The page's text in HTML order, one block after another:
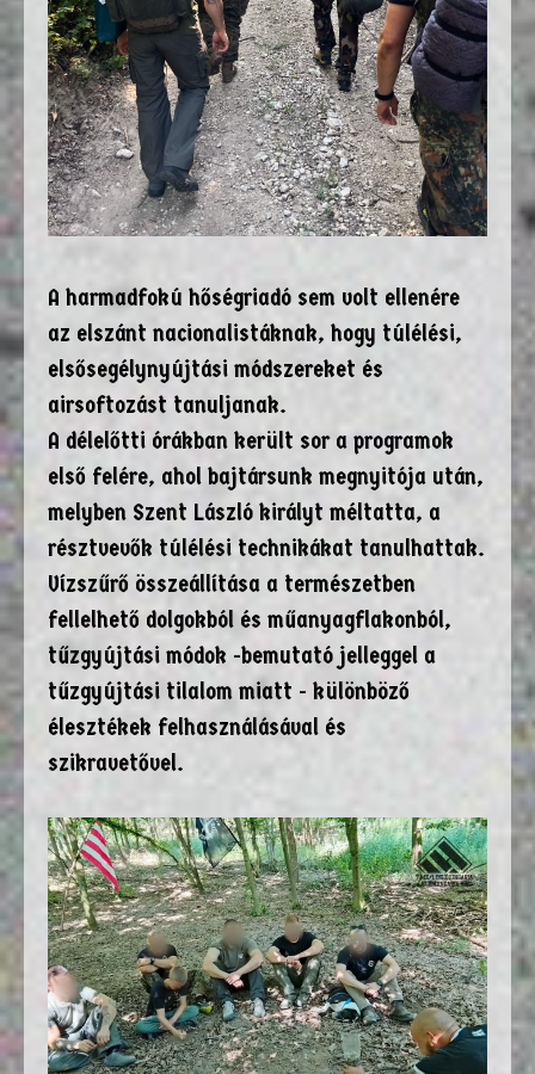
A harmadfokú hőségriadó sem volt ellenére
az elszánt nacionalistáknak, hogy túlélési,
elsősegélynyújtási módszereket és
airsoftozást tanuljanak.
A délelőtti órákban került sor a programok
első felére, ahol bajtársunk megnyitója után,
melyben Szent László királyt méltatta, a
résztvevők túlélési technikákat tanulhattak.
Vízszűrő összeállítása a természetben
fellelhető dolgokból és műanyagflakonból,
tűzgyújtási módok -bemutató jelleggel a
tűzgyújtási tilalom miatt - különböző
élesztékek felhasználásával és
szikravetővel.